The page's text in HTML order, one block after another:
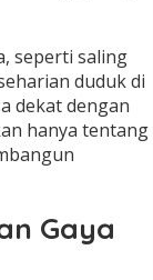
seperti saling
duduk di
dekat dengan
hanya tentang
Gaya